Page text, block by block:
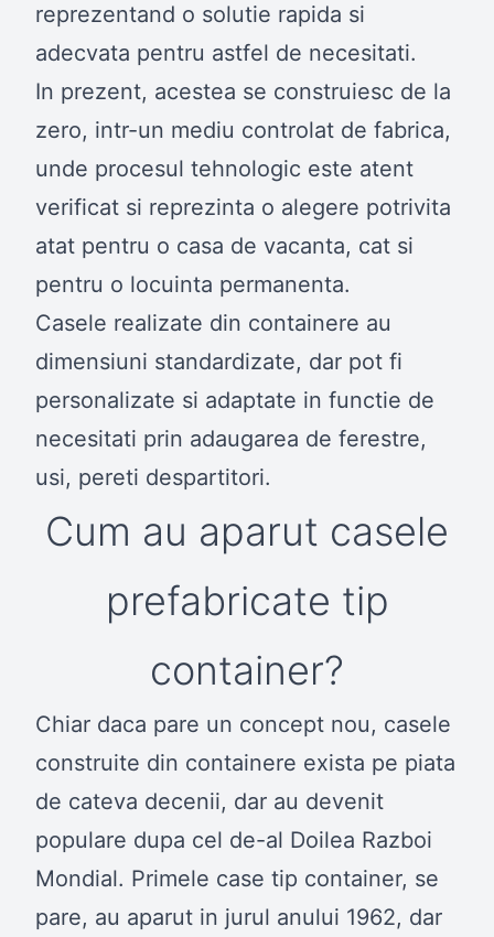
reprezentand o solutie rapida si
adecvata pentru astfel de necesitati.
In prezent, acestea se construiesc de la
zero, intr-un mediu controlat de fabrica,
unde procesul tehnologic este atent
verificat si reprezinta o alegere potrivita
atat pentru o casa de vacanta, cat si
pentru o locuinta permanenta.
Casele realizate din containere au
dimensiuni standardizate, dar pot fi
personalizate si adaptate in functie de
necesitati prin adaugarea de ferestre,
usi, pereti despartitori.
Cum au aparut casele
prefabricate tip
container?
Chiar daca pare un concept nou, casele
construite din containere exista pe piata
de cateva decenii, dar au devenit
populare dupa cel de-al Doilea Razboi
Mondial. Primele case tip container, se
pare, au aparut in jurul anului 1962, dar